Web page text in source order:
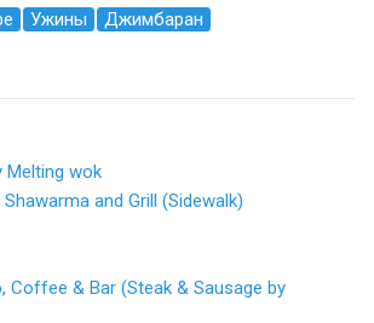
Ужины Джимбаран
Melting wok
and Grill (Sidewalk)
Coffee & Bar (Steak & Sausage by